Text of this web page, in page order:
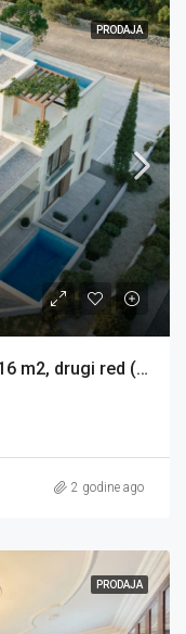
PRODAJA
Kuća: Srima, 116.00 m2 + bazen 16 m2, drugi red (prodaja)
2 godine ago
PRODAJA